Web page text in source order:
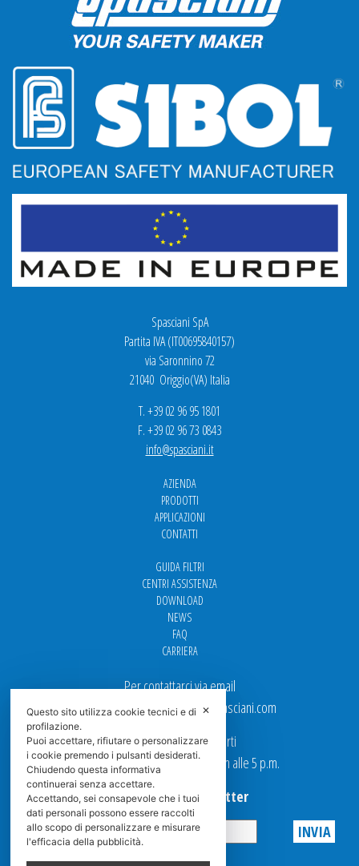
Spasciani SpA
Partita IVA (IT00695840157)
via Saronnino 72
21040 Origgio(VA) Italia
T. +39 02 96 95 1801
F. +39 02 96 73 0843
info@spasciani.it
AZIENDA
PRODOTTI
APPLICAZIONI
CONTATTI
GUIDA FILTRI
CENTRI ASSISTENZA
DOWNLOAD
NEWS
FAQ
CARRIERA
Per contattarci via email
Ufficio Vendite: italy.sales@spasciani.com
I nostri uffici sono aperti
dal Lunedi al Venerdi dalle 9 a.m alle 5 p.m.
Iscriviti alla Newsletter
Privacy
✕
Questo sito utilizza cookie tecnici e di
profilazione.
Puoi accettare, rifiutare o personalizzare
i cookie premendo i pulsanti desiderati.
Chiudendo questa informativa
continuerai senza accettare.
Accettando, sei consapevole che i tuoi
dati personali possono essere raccolti
allo scopo di personalizzare e misurare
l'efficacia della pubblicità.